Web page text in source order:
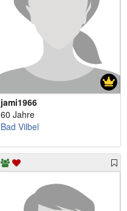
jami1966
60 Jahre
Bad Vilbel